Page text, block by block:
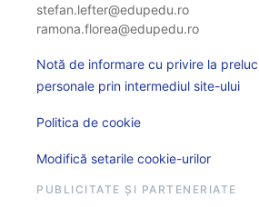
stefan.lefter@edupedu.ro
ramona.florea@edupedu.ro
Notă de informare cu privire la
personale prin intermediul site-ului
Politica de cookie
Modifică setarile cookie-urilor
PUBLICITATE ȘI PARTENERIATE